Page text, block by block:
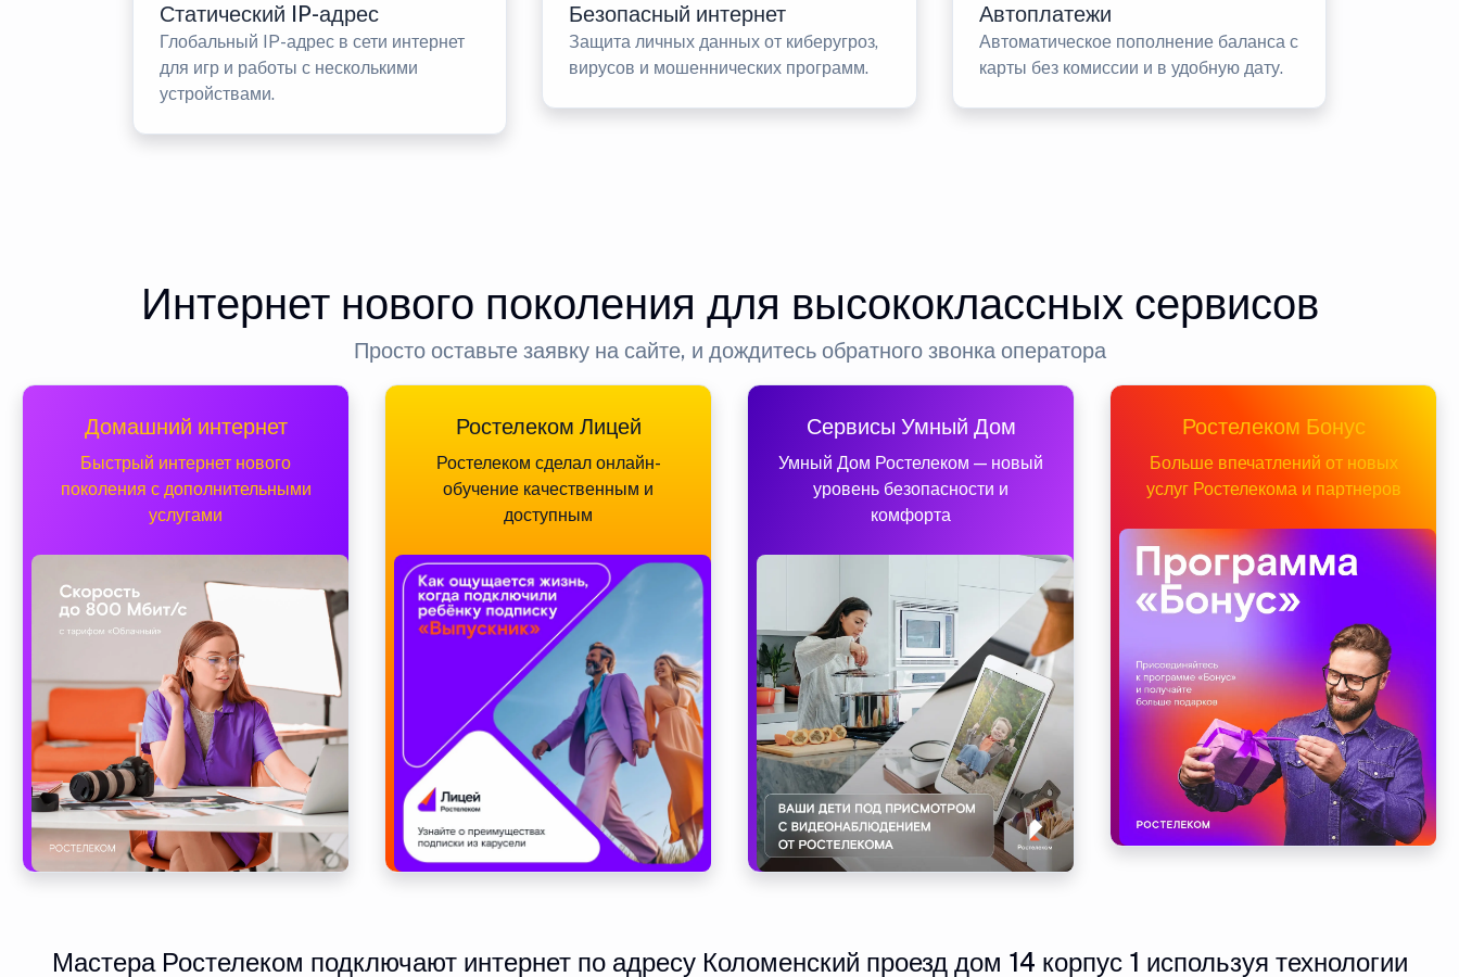
Статический IP-адрес
Глобальный IP-адрес в сети интернет
для игр и работы с несколькими
устройствами.
Безопасный интернет
Защита личных данных от киберугроз,
вирусов и мошеннических программ.
Автоплатежи
Автоматическое пополнение баланса с
карты без комиссии и в удобную дату.
Интернет нового поколения для высококлассных сервисов
Просто оставьте заявку на сайте, и дождитесь обратного звонка оператора
Домашний интернет
Быстрый интернет нового
поколения с дополнительными
услугами
Ростелеком Лицей
Ростелеком сделал онлайн-
обучение качественным и
доступным
Сервисы Умный Дом
Умный Дом Ростелеком — новый
уровень безопасности и
комфорта
Ростелеком Бонус
Больше впечатлений от новых
услуг Ростелекома и партнеров
Мастера Ростелеком подключают интернет по адресу Коломенский проезд дом 14 корпус 1 используя технологии